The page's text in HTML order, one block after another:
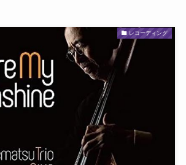
レコーディング